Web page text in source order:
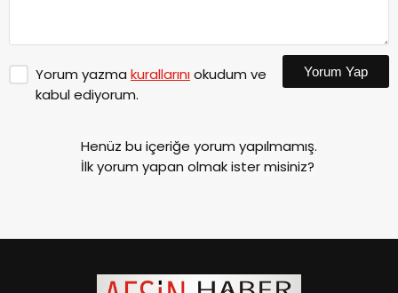
Yorum yazma kurallarınıokudum ve
kabul ediyorum.
Yorum Yap
Henüz bu içeriğe yorum yapılmamış.
İlk yorum yapan olmak ister misiniz?